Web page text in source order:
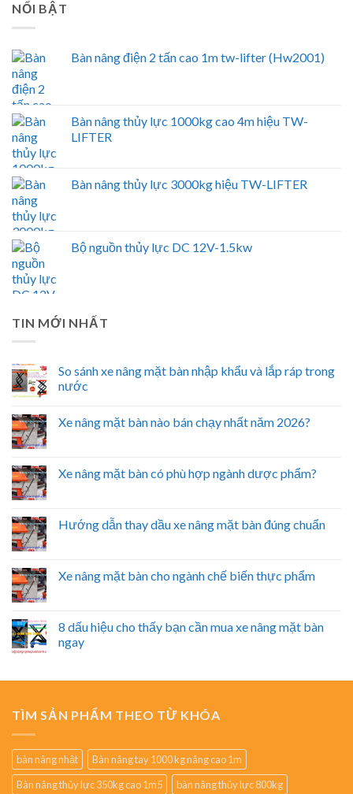
NỔI BẬT
Bàn nâng điện 2 tấn cao 1m tw-lifter (Hw2001)
Bàn nâng thủy lực 1000kg cao 4m hiệu TW-
LIFTER
Bàn nâng thủy lực 3000kg hiệu TW-LIFTER
Bộ nguồn thủy lực DC 12V-1.5kw
TIN MỚI NHẤT
So sánh xe nâng mặt bàn nhập khẩu và lắp ráp trong
nước
Xe nâng mặt bàn nào bán chạy nhất năm 2026?
Xe nâng mặt bàn có phù hợp ngành dược phẩm?
Hướng dẫn thay dầu xe nâng mặt bàn đúng chuẩn
Xe nâng mặt bàn cho ngành chế biến thực phẩm
8 dấu hiệu cho thấy bạn cần mua xe nâng mặt bàn
ngay
TÌM SẢN PHẨM THEO TỪ KHÓA
bàn nâng nhật
Bàn nâng tay 1000 kg nâng cao 1m
Bàn nâng thủy lực 350kg cao 1m5
bàn nâng thủy lực 800kg